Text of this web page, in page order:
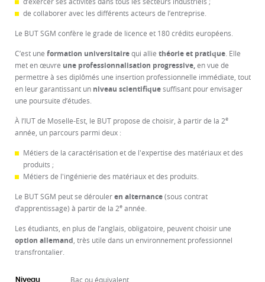
de collaborer avec les différents acteurs de l’entreprise.
Le BUT SGM confère le grade de licence et 180 crédits européens.
C’est une formation universitairequi allie théorie et pratique. Elle
met en œuvre une professionnalisation progressive,en vue de
permettre à ses diplômés une insertion professionnelle immédiate, tout
en leur garantissant un niveau scientifiquesuffisant pour envisager
une poursuite d’études.
À l’IUT de Moselle-Est, le BUT propose de choisir, à partir de la 2e
année, un parcours parmi deux :
Métiers de la caractérisation et de l'expertise des matériaux et des
produits ;
Métiers de l'ingénierie des matériaux et des produits.
Le BUT SGM peut se dérouleren alternance(sous contrat
d’apprentissage) à partir de la 2eannée.
Les étudiants, en plus de l’anglais, obligatoire, peuvent choisir une
option allemand, très utile dans un environnement professionnel
transfrontalier.
Niveau
Bac ou équivalent